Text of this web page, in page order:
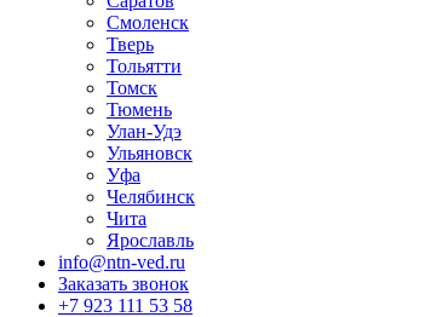
Смоленск
Тверь
Тольятти
Томск
Тюмень
Улан-Удэ
Ульяновск
Уфа
Челябинск
Чита
Ярославль
info@ntn-ved.ru
Заказать звонок
+7 923 111 53 58